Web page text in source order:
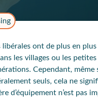
libérales ont de plus en
les villages ou les
Cependant, même
seuls, cela ne
d’équipement n’est pas